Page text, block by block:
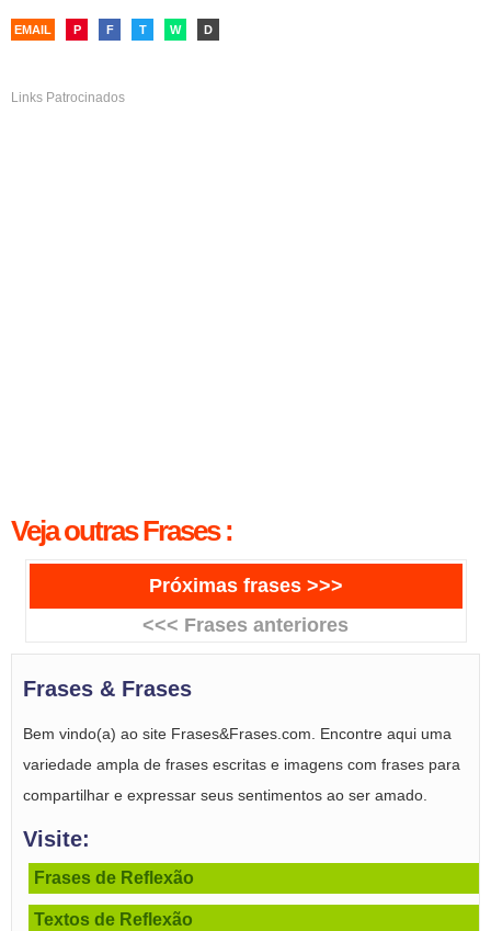
EMAIL P F T W D
Links Patrocinados
Veja outras Frases :
Próximas frases >>>
<<< Frases anteriores
Frases & Frases
Bem vindo(a) ao site Frases&Frases.com. Encontre aqui uma
variedade ampla de frases escritas e imagens com frases para
compartilhar e expressar seus sentimentos ao ser amado.
Visite:
Frases de Reflexão
Textos de Reflexão